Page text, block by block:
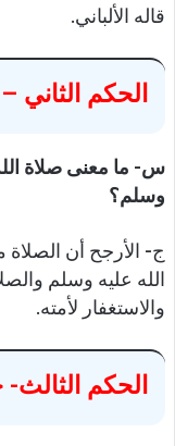
قاله الألباني.
الحكم الثاني
س- ما معنى صلاة
وسلم؟
ج- الأرجح أن
الله عليه وسلم
والاستغفار لأمته.
الحكم